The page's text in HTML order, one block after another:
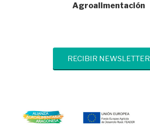
Agroalimentación
RECIBIR NEWSLETTER